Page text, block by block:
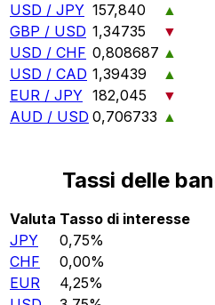
USD / JPY 157,840
▲
GBP / USD 1,34735
▼
USD / CHF 0,808687 ▲
USD / CAD 1,39439
▲
EUR / JPY 182,045
▼
AUD / USD 0,706733 ▲
Tassi delle
Valuta Tasso di interesse
JPY
0,75%
CHF
0,00%
EUR
4,25%